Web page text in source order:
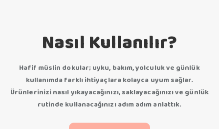
Nasıl Kullanılır?
Hafif müslin dokular; uyku, bakım, yolculuk ve günlük
kullanımda farklı ihtiyaçlara kolayca uyum sağlar.
Ürünlerinizi nasıl yıkayacağınızı, saklayacağınızı ve günlük
rutinde kullanacağınızı adım adım anlattık.